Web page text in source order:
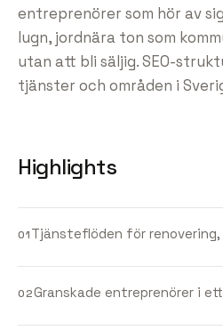
entreprenörer som hör av
lugn, jordnära ton som
utan att bli säljig. SEO-
tjänster och områden i
Highlights
01Tjänsteflöden för
02Granskade entreprenörer i